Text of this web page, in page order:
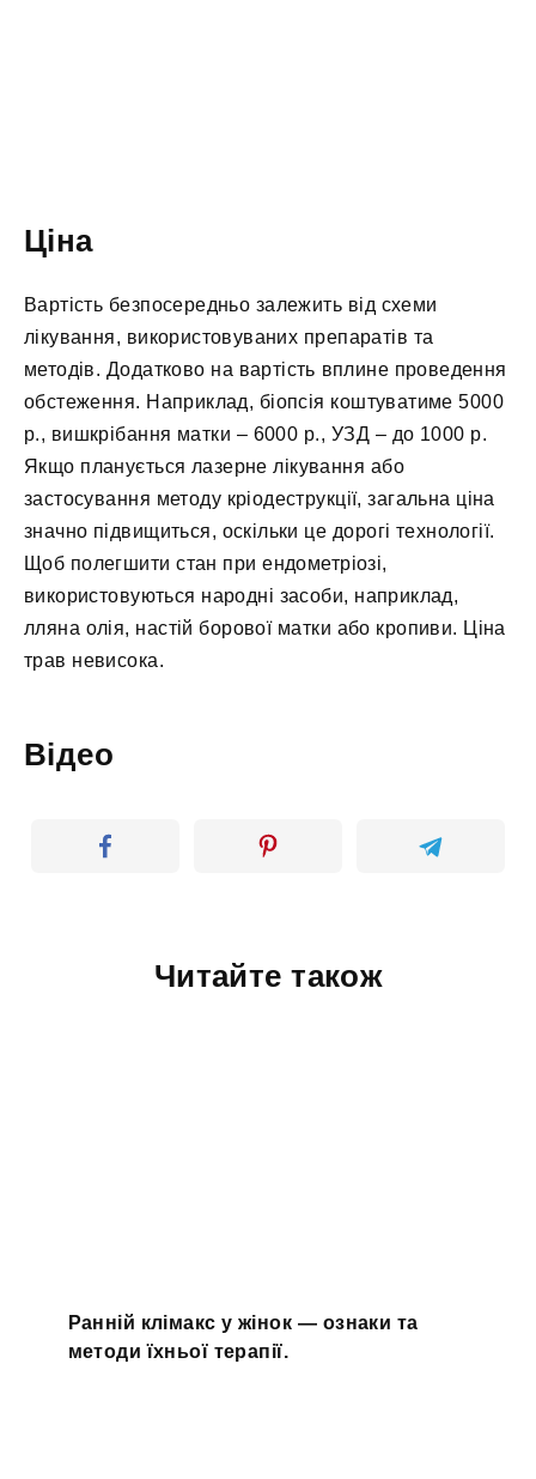
Ціна
Вартість безпосередньо залежить від схеми
лікування, використовуваних препаратів та
методів. Додатково на вартість вплине проведення
обстеження. Наприклад, біопсія коштуватиме 5000
р., вишкрібання матки – 6000 р., УЗД – до 1000 р.
Якщо планується лазерне лікування або
застосування методу кріодеструкції, загальна ціна
значно підвищиться, оскільки це дорогі технології.
Щоб полегшити стан при ендометріозі,
використовуються народні засоби, наприклад,
лляна олія, настій борової матки або кропиви. Ціна
трав невисока.
Відео
Читайте також
Ранній клімакс у жінок — ознаки та
методи їхньої терапії.